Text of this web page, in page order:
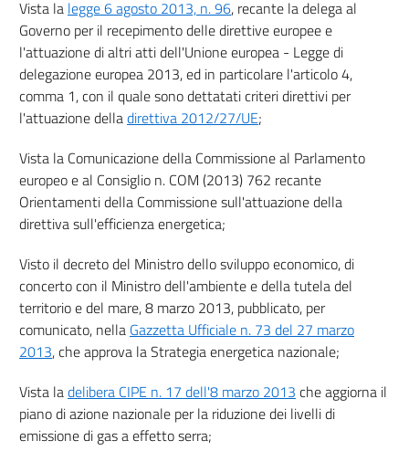
19
20
Allegati
Allegato 1
Allegato 2
Allegato 2
Allegato 3
Allegato 4
Allegato 4
Allegato 5
Allegato 6
Allegato 6
Vista la legge 6 agosto 2013, n. 96, recante la delega al
Governo per il recepimento delle direttive europee e
l'attuazione di altri atti dell'Unione europea - Legge di
delegazione europea 2013, ed in particolare l'articolo 4,
comma 1, con il quale sono dettatati criteri direttivi per
l'attuazione delladirettiva 2012/27/UE;
Vista la Comunicazione della Commissione al Parlamento
europeo e al Consiglio n. COM (2013) 762 recante
Orientamenti della Commissione sull'attuazione della
direttiva sull'efficienza energetica;
Visto il decreto del Ministro dello sviluppo economico, di
concerto con il Ministro dell'ambiente e della tutela del
territorio e del mare, 8 marzo 2013, pubblicato, per
comunicato, nella Gazzetta Ufficiale n. 73 del 27 marzo
2013, che approva la Strategia energetica nazionale;
Vista ladelibera CIPE n. 17 dell'8 marzo 2013 che aggiorna il
piano di azione nazionale per la riduzione dei livelli di
emissione di gas a effetto serra;